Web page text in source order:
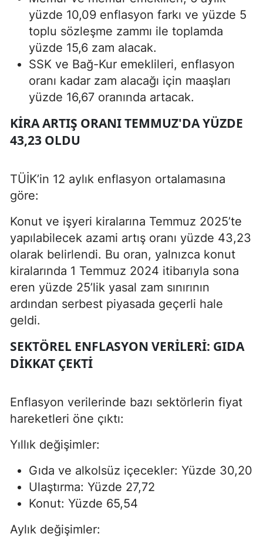
yüzde 10,09 enflasyon farkı ve yüzde 5
toplu sözleşme zammı ile toplamda
yüzde 15,6 zam alacak.
SSK ve Bağ-Kur emeklileri, enflasyon
oranı kadar zam alacağı için maaşları
yüzde 16,67 oranında artacak.
KIRA ARTIŞ ORANI TEMMUZ'DA YÜZDE
43,23 OLDU
TÜİK’in 12 aylık enflasyon ortalamasına
göre:
Konut ve işyeri kiralarına Temmuz 2025’te
yapılabilecek azami artış oranı yüzde 43,23
olarak belirlendi. Bu oran, yalnızca konut
kiralarında 1 Temmuz 2024 itibarıyla sona
eren yüzde 25’lik yasal zam sınırının
ardından serbest piyasada geçerli hale
geldi.
SEKTÖREL ENFLASYON VERILERI: GIDA
DIKKAT ÇEKTI
Enflasyon verilerinde bazı sektörlerin fiyat
hareketleri öne çıktı:
Yıllık değişimler:
Gıda ve alkolsüz içecekler: Yüzde 30,20
Ulaştırma: Yüzde 27,72
Konut: Yüzde 65,54
Aylık değişimler: